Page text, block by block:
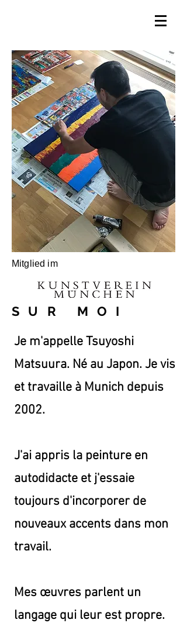
Mitglied im
SUR MOI
Je m'appelle Tsuyoshi
Matsuura. Né au Japon. Je vis
et travaille à Munich depuis
2002.
J'ai appris la peinture en
autodidacte et j'essaie
toujours d'incorporer de
nouveaux accents dans mon
travail.
Mes œuvres parlent un
langage qui leur est propre.